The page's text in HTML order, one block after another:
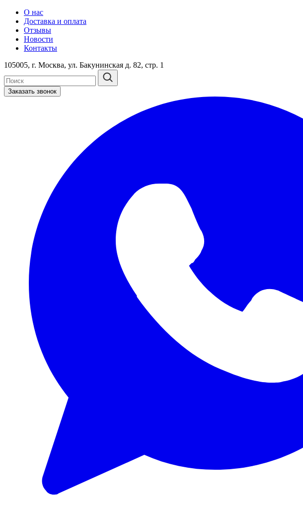
О нас
Доставка и оплата
Отзывы
Новости
Контакты
105005, г. Москва, ул. Бакунинская д. 82, стр. 1
Заказать звонок